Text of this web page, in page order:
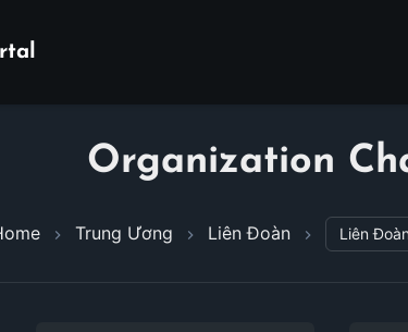
Organization
Trung Ương Liên Đoàn